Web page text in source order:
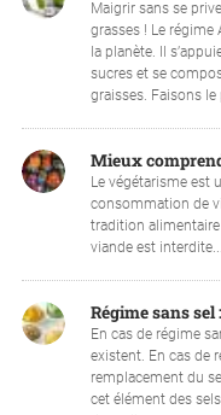
Maigrir sans se
grasses ! Le régime
la planète. Il
sucres et se
graisses. Faisons le
Mieux
Le végétarisme est
consommation de
tradition
viande est
Régime sans
En cas de régime
existent. En cas de
remplacement du
cet élément des